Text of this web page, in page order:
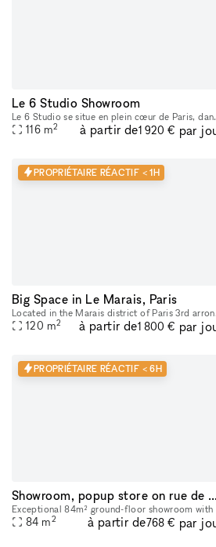
Le 6 Studio Showroom
Le 6 Studio se situe en plein cœur de
116 m2 à partir de1 920 € par
PROPRIÉTAIRE RÉACTIF < 1H
Big Space in Le Marais, Paris
120 m2 à partir de1 800 € par
PROPRIÉTAIRE RÉACTIF < 6H
Showroom, popup store on rue de Turenne
84 m2 à partir de768 € par